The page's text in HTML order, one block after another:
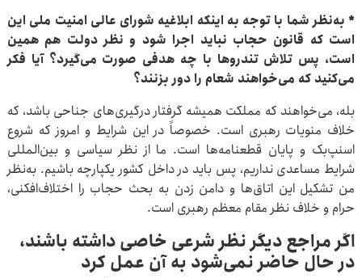
* به‌نظر شما با توجه به اینکه ابلاغیه شورای عالی امنیت ملی این
است که قانون حجاب نباید اجرا شود و نظر دولت هم همین
است، پس تلاش تندروها با چه هدفی صورت می‌گیرد؟ آیا فکر
می‌کنید که می‌خواهند شعام را دور بزنند؟
بله، می‌خواهند که مملکت همیشه گرفتار درگیری‌های جناحی باشد، که
خلاف منویات رهبری است. خصوصاً در این شرایط و امروز که شروع
اسنپ‌بک و پایان قطعنامه‌ها است. ما از نظر سیاسی و بین‌المللی
شرایط مساعدی نداریم، پس باید در داخل کشور یکپارچه باشیم. به‌نظر
من تشکیل این اتاق‌ها و دامن زدن به بحث حجاب را اختلاف‌افکنی،
حرام و خلاف نظر مقام معظم رهبری است.
اگر مراجع دیگر نظر شرعی خاصی داشته باشند،
در حال حاضر نمی‌شود به آن عمل کرد